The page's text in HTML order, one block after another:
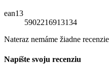
ean13
5902216913134
Nateraz nemáme žiadne
Napíšte svoju recenziu